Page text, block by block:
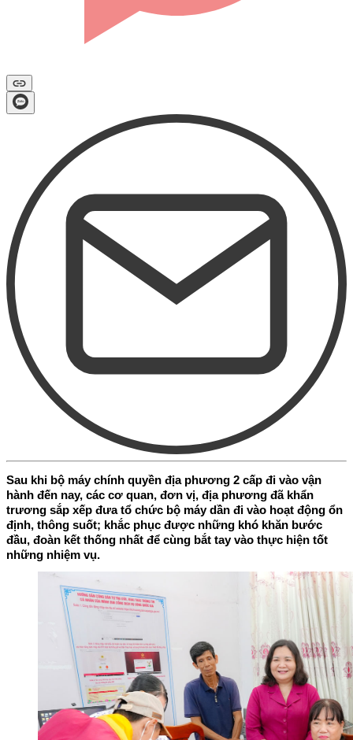
Sau khi bộ máy chính quyền địa phương 2 cấp đi vào vận
hành đến nay, các cơ quan, đơn vị, địa phương đã khẩn
trương sắp xếp đưa tổ chức bộ máy dần đi vào hoạt động ổn
định, thông suốt; khắc phục được những khó khăn bước
đầu, đoàn kết thống nhất để cùng bắt tay vào thực hiện tốt
những nhiệm vụ.